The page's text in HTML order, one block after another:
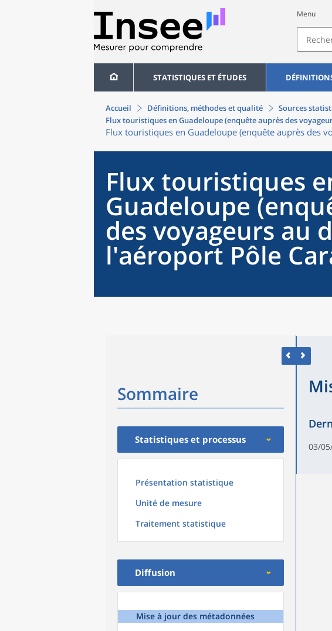
Menu
STATISTIQUES ET ÉTUDES
Accueil Définitions, méthodes et qualité Sources
Flux touristiques en Guadeloupe (enquête auprès des
Flux touristiques en Guadeloupe (enquête auprès des
Flux touristiques
Guadeloupe
des voyageurs au
l'aéroport Pôle
Sommaire
Statistiques et processus
Présentation statistique
Unité de mesure
Traitement statistique
Diffusion
Mise à jour des métadonnées
03/